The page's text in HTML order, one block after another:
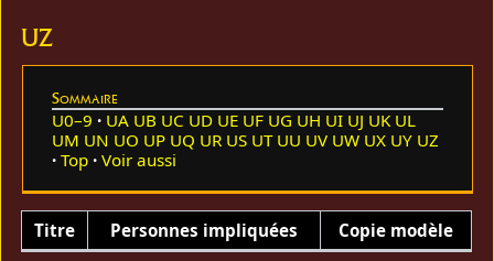
UZ
Sommaire
U0–9 UA UB UC UD UE UF UG UH UI UJ UK UL
UM UN UO UP UQ UR US UT UU UV UW UX UY UZ
Top
Voir aussi
Titre Personnes impliquées Copie modèle